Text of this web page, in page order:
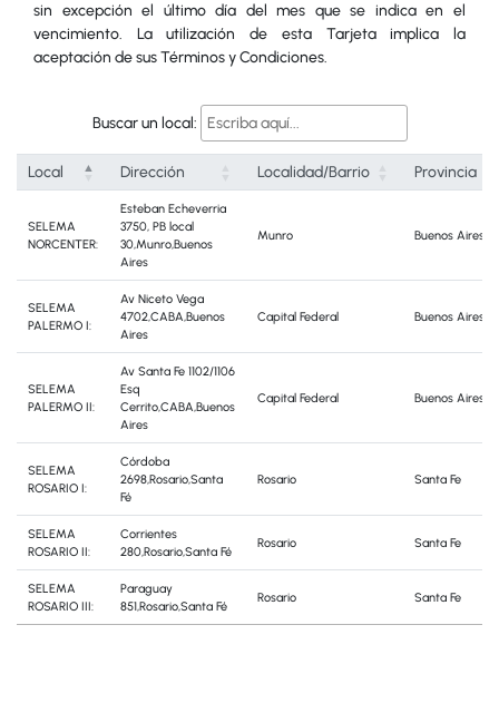
sin excepción el último día del mes que se indica en el
vencimiento. La utilización de esta Tarjeta implica la
aceptación de sus Términos y Condiciones.
Buscar un local:
Local Dirección Localidad/Barrio Provincia
SELEMA
NORCENTER:
Esteban Echeverria
3750, PB local
30,Munro,Buenos
Aires
Munro Buenos Aires
SELEMA
PALERMO I:
Av Niceto Vega
4702,CABA,Buenos
Aires
Capital Federal Buenos Aires
SELEMA
PALERMO II:
Av Santa Fe 1102/1106
Esq
Cerrito,CABA,Buenos
Aires
Capital Federal Buenos Aires
SELEMA
ROSARIO I:
Córdoba
2698,Rosario,Santa
Fé
Rosario Santa Fe
SELEMA
ROSARIO II:
Corrientes
280,Rosario,Santa Fé
Rosario Santa Fe
SELEMA
ROSARIO III:
Paraguay
851,Rosario,Santa Fé
Rosario Santa Fe